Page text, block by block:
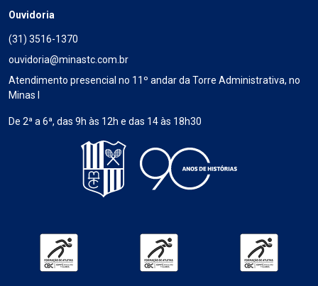
Ouvidoria
(31) 3516-1370
ouvidoria@minastc.com.br
Atendimento presencial no 11º andar da Torre Administrativa, no
Minas I
De 2ª a 6ª, das 9h às 12h e das 14 às 18h30